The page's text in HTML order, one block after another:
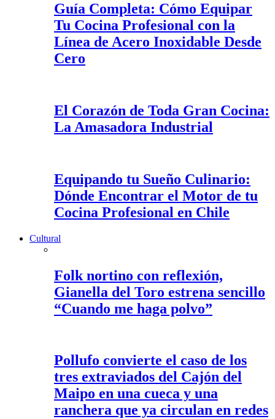
Guía Completa: Cómo Equipar
Tu Cocina Profesional con la
Línea de Acero Inoxidable Desde
Cero
El Corazón de Toda Gran Cocina:
La Amasadora Industrial
Equipando tu Sueño Culinario:
Dónde Encontrar el Motor de tu
Cocina Profesional en Chile
Cultural
Folk nortino con reflexión,
Gianella del Toro estrena sencillo
“Cuando me haga polvo”
Pollufo convierte el caso de los
tres extraviados del Cajón del
Maipo en una cueca y una
ranchera que ya circulan en redes